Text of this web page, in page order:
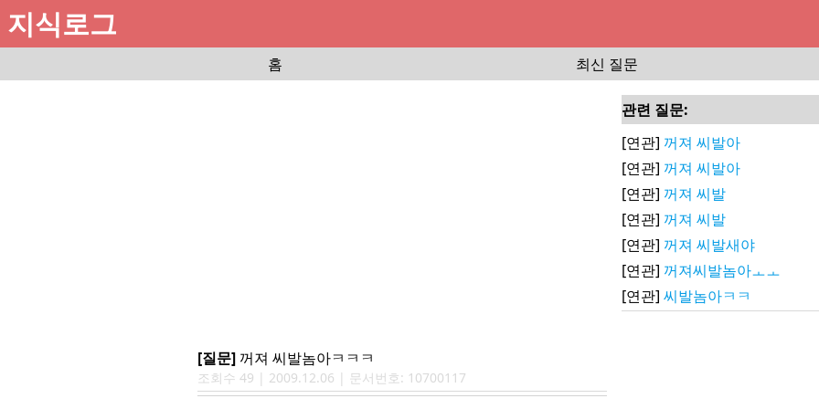
지식로그
홈
최신 질문
[질문] 꺼져 씨발놈아ㅋㅋㅋ
조회수 49 | 2009.12.06 | 문서번호: 10700117
관련 질문:
[연관] 꺼져 씨발아
[연관] 꺼져 씨발아
[연관] 꺼져 씨발
[연관] 꺼져 씨발
[연관] 꺼져 씨발새야
[연관] 꺼져씨발놈아ㅗㅗ
[연관] 씨발놈아ㅋㅋ